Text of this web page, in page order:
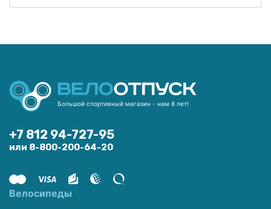
Большой спортивный магазин - нам 8 лет!
+7 812 94-727-95
или 8-800-200-64-20
Велосипеды